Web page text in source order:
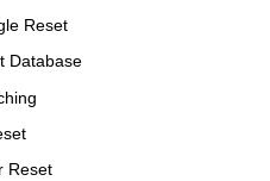
Reset
Database
Reset